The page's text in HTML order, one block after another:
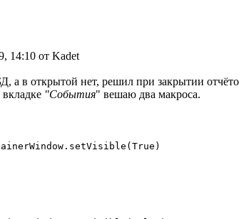
14:10 от Kadet
а в открытой нет, решил при закрытии
"События" вешаю два макроса.